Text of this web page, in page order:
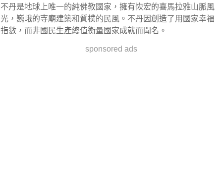
不丹是地球上唯一的純佛教國家，擁有恢宏的喜馬拉雅山脈風
光，巍峨的寺廟建築和質樸的民風。不丹因創造了用國家幸福
指數，而非國民生產總值衡量國家成就而聞名。
sponsored ads